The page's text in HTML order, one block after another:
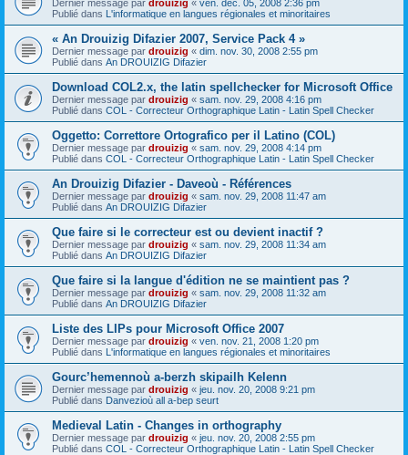
Dernier message par drouizig « ven. déc. 05, 2008 2:36 pm
Publié dans L'informatique en langues régionales et minoritaires
« An Drouizig Difazier 2007, Service Pack 4 »
Dernier message par drouizig « dim. nov. 30, 2008 2:55 pm
Publié dans An DROUIZIG Difazier
Download COL2.x, the latin spellchecker for Microsoft Office
Dernier message par drouizig « sam. nov. 29, 2008 4:16 pm
Publié dans COL - Correcteur Orthographique Latin - Latin Spell Checker
Oggetto: Correttore Ortografico per il Latino (COL)
Dernier message par drouizig « sam. nov. 29, 2008 4:14 pm
Publié dans COL - Correcteur Orthographique Latin - Latin Spell Checker
An Drouizig Difazier - Daveoù - Références
Dernier message par drouizig « sam. nov. 29, 2008 11:47 am
Publié dans An DROUIZIG Difazier
Que faire si le correcteur est ou devient inactif ?
Dernier message par drouizig « sam. nov. 29, 2008 11:34 am
Publié dans An DROUIZIG Difazier
Que faire si la langue d'édition ne se maintient pas ?
Dernier message par drouizig « sam. nov. 29, 2008 11:32 am
Publié dans An DROUIZIG Difazier
Liste des LIPs pour Microsoft Office 2007
Dernier message par drouizig « ven. nov. 21, 2008 1:20 pm
Publié dans L'informatique en langues régionales et minoritaires
Gourc’hemennoù a-berzh skipailh Kelenn
Dernier message par drouizig « jeu. nov. 20, 2008 9:21 pm
Publié dans Danvezioù all a-bep seurt
Medieval Latin - Changes in orthography
Dernier message par drouizig « jeu. nov. 20, 2008 2:55 pm
Publié dans COL - Correcteur Orthographique Latin - Latin Spell Checker